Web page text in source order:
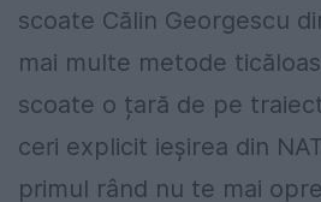
scoate Călin Georgescu
mai multe metode
scoate o țară de pe
ceri explicit ieșirea din
primul rând nu te mai